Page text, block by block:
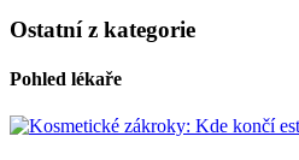
Ostatní z kategorie
Pohled lékaře